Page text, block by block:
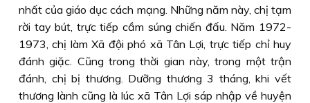
nhất của giáo dục cách mạng. Những năm này, chị tạm
rời tay bút, trực tiếp cầm súng chiến đấu. Năm 1972-
1973, chị làm Xã đội phó xã Tân Lợi, trực tiếp chỉ huy
đánh giặc. Cũng trong thời gian này, trong một trận
đánh, chị bị thương. Dưỡng thương 3 tháng, khi vết
thương lành cũng là lúc xã Tân Lợi sáp nhập về huyện